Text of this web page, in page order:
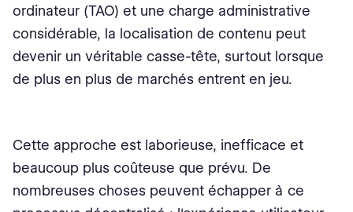
ordinateur (TAO) et une charge administrative
considérable, la localisation de contenu peut
devenir un véritable casse-tête, surtout lorsque
de plus en plus de marchés entrent en jeu.
Cette approche est laborieuse, inefficace et
beaucoup plus coûteuse que prévu. De
nombreuses choses peuvent échapper à ce